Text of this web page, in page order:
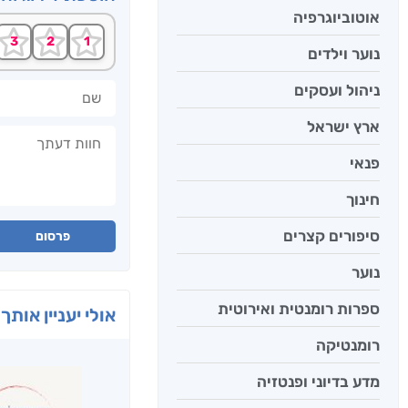
אוטוביוגרפיה
נוער וילדים
ניהול ועסקים
ארץ ישראל
פנאי
חינוך
סיפורים קצרים
נוער
ספרות רומנטית ואירוטית
רומנטיקה
מדע בדיוני ופנטזיה
פרסום
אולי יעניין